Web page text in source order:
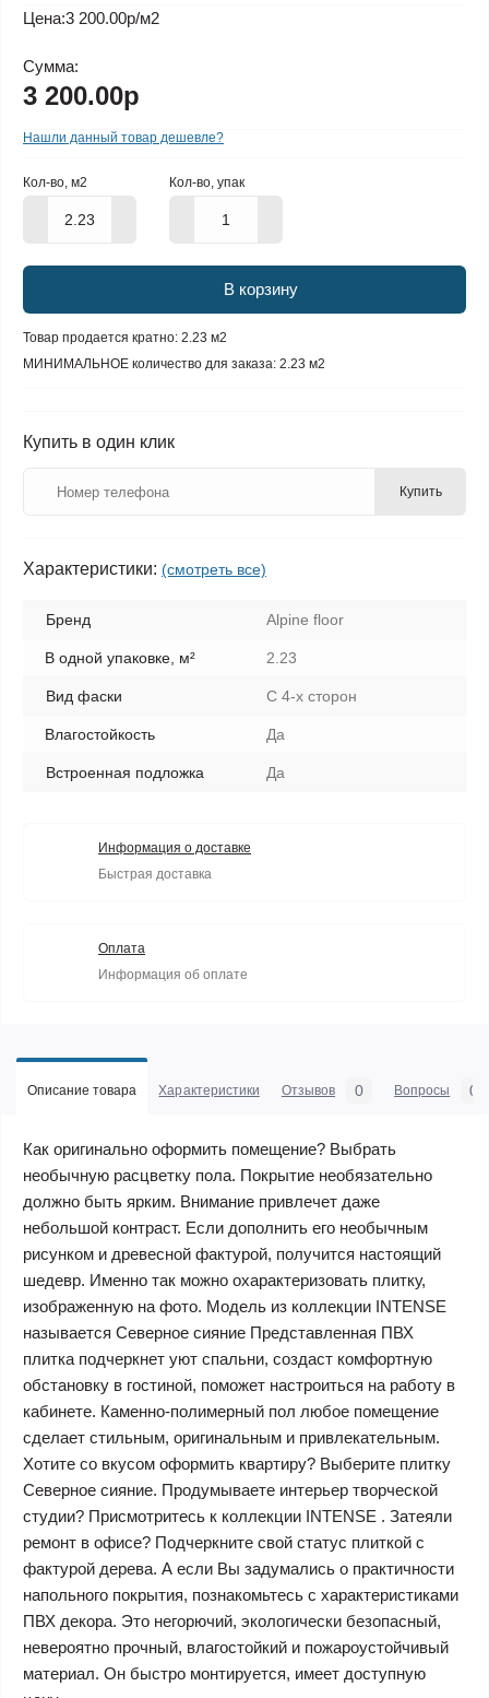
Цена:3 200.00р/м2
Сумма:
3 200.00р
Нашли данный товар дешевле?
Кол-во, м2 Кол-во, упак
В корзину
Товар продается кратно: 2.23 м2
МИНИМАЛЬНОЕ количество для заказа: 2.23 м2
Купить в один клик
Купить
Характеристики: (смотреть все)
Бренд Alpine floor
В одной упаковке, м² 2.23
Вид фаски С 4-х сторон
Влагостойкость Да
Встроенная подложка Да
Информация о доставке
Быстрая доставка
Оплата
Информация об оплате
Описание товара Характеристики Отзывов 0 Вопросы 0
Как оригинально оформить помещение? Выбрать
необычную расцветку пола. Покрытие необязательно
должно быть ярким. Внимание привлечет даже
небольшой контраст. Если дополнить его необычным
рисунком и древесной фактурой, получится настоящий
шедевр. Именно так можно охарактеризовать плитку,
изображенную на фото. Модель из коллекции INTENSE
называется Северное сияние Представленная ПВХ
плитка подчеркнет уют спальни, создаст комфортную
обстановку в гостиной, поможет настроиться на работу в
кабинете. Каменно-полимерный пол любое помещение
сделает стильным, оригинальным и привлекательным.
Хотите со вкусом оформить квартиру? Выберите плитку
Северное сияние. Продумываете интерьер творческой
студии? Присмотритесь к коллекции INTENSE . Затеяли
ремонт в офисе? Подчеркните свой статус плиткой с
фактурой дерева. А если Вы задумались о практичности
напольного покрытия, познакомьтесь с характеристиками
ПВХ декора. Это негорючий, экологически безопасный,
невероятно прочный, влагостойкий и пожароустойчивый
материал. Он быстро монтируется, имеет доступную